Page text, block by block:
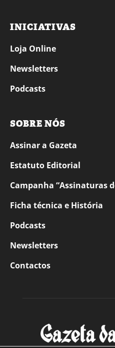
INICIATIVAS
Loja Online
Newsletters
Podcasts
SOBRE NÓS
Assinar a Gazeta
Estatuto Editorial
Campanha “Assinaturas
Ficha técnica e História
Podcasts
Newsletters
Contactos